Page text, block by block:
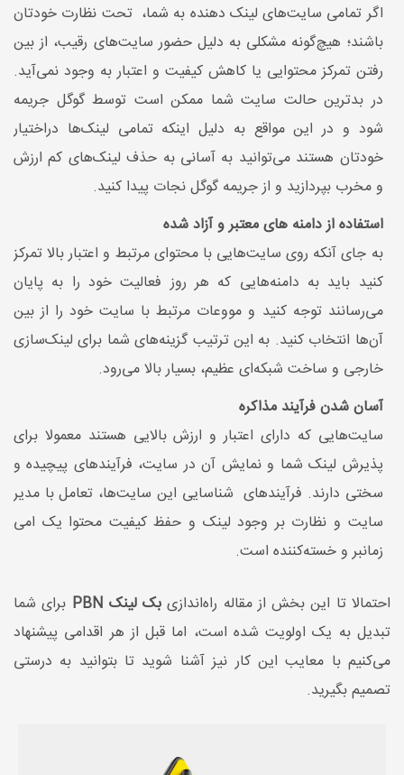
اگر تمامی سایت‌های لینک دهنده به شما، تحت نظارت خودتان
باشند؛ هیچ‌گونه مشکلی به دلیل حضور سایت‌های رقیب، از بین
رفتن تمرکز محتوایی یا کاهش کیفیت و اعتبار به وجود نمی‌آید.
در بدترین حالت سایت شما ممکن است توسط گوگل جریمه
شود و در این مواقع به دلیل اینکه تمامی لینک‌ها دراختیار
خودتان هستند می‌توانید به آسانی به حذف لینک‌های کم ارزش
و مخرب بپردازید و از جریمه گوگل نجات پیدا کنید.
استفاده از دامنه‌ های معتبر و آزاد شده
به جای آنکه روی سایت‌هایی با محتوای مرتبط و اعتبار بالا تمرکز
کنید باید به دامنه‌هایی که هر روز فعالیت خود را به پایان
می‌رسانند توجه کنید و مووعات مرتبط با سایت خود را از بین
آن‌ها انتخاب کنید. به این ترتیب گزینه‌های شما برای لینک‌سازی
خارجی و ساخت شبکه‌ای عظیم، بسیار بالا می‌رود.
آسان شدن فرآیند مذاکره
سایت‌هایی که دارای اعتبار و ارزش بالایی هستند معمولا برای
پذیرش لینک شما و نمایش آن در سایت، فرآیندهای پیچیده و
سختی دارند. فرآیندهای شناسایی این سایت‌ها، تعامل با مدیر
سایت و نظارت بر وجود لینک و حفظ کیفیت محتوا یک امی
زمانبر و خسته‌کننده است.
احتمالا تا این بخش از مقاله راه‌اندازی بک لینک PBN
برای شما
تبدیل به یک اولویت شده است، اما قبل از هر اقدامی پیشنهاد
می‌کنیم با معایب این کار نیز آشنا شوید تا بتوانید به درستی
تصمیم بگیرید.